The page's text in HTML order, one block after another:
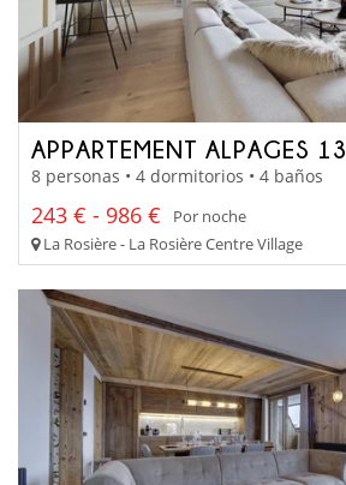
APPARTEMENT ALPAGES 13
8 personas • 4 dormitorios • 4 baños
243 € - 986 €
Por noche
La Rosière - La Rosière Centre Village